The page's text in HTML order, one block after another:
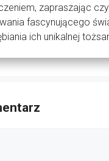
zapraszając
fascynującego
ich unikalnej